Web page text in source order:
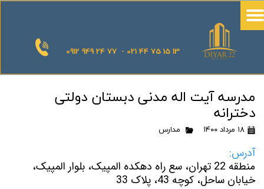
0912 949 24 77 - 021 44 75 15 13
مدرسه آیت اله مدنی دبستان دولتی
دخترانه
۱۸ مرداد ۱۴۰۰ مدارس
آدرس:
منطقه 22 تهران، سع راه دهکده المپیک، بلوار المپیک،
خیابان ساحل، کوچه 43، پلاک 33